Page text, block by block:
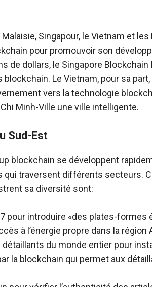
Singapour, le Vietnam et
pour promouvoir son
de dollars, le Singapore Blockchain
Le Vietnam, pour sa
vers la technologie
Minh-Ville une ville intelligente.
Sud-Est
blockchain se développent
qui traversent différents secteurs.
sa diversité sont:
pour introduire «des plates-formes
à l’énergie propre dans la région
du monde entier pour
la blockchain qui permet aux